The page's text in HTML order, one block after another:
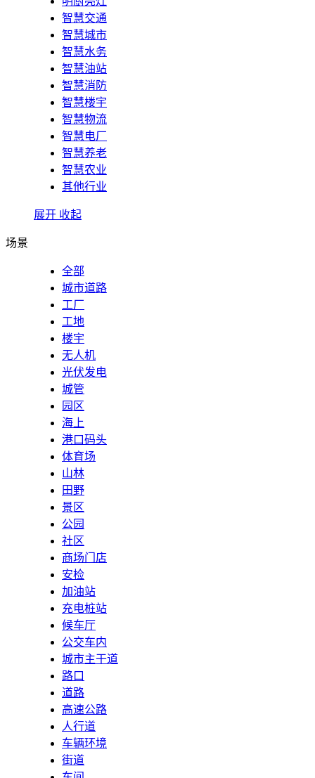
智慧交通
智慧城市
智慧水务
智慧油站
智慧消防
智慧楼宇
智慧物流
智慧电厂
智慧养老
智慧农业
其他行业
展开 收起
场景
全部
城市道路
工厂
工地
楼宇
无人机
光伏发电
城管
园区
海上
港口码头
体育场
山林
田野
景区
公园
社区
商场门店
安检
加油站
充电桩站
候车厅
公交车内
城市主干道
路口
道路
高速公路
人行道
车辆环境
街道